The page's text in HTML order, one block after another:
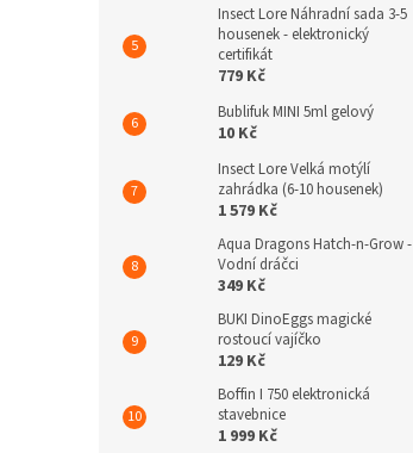
Insect Lore Náhradní sada 3-5
housenek - elektronický
certifikát
779 Kč
Bublifuk MINI 5ml gelový
10 Kč
Insect Lore Velká motýlí
zahrádka (6-10 housenek)
1 579 Kč
Aqua Dragons Hatch-n-Grow -
Vodní dráčci
349 Kč
BUKI DinoEggs magické
rostoucí vajíčko
129 Kč
Boffin I 750 elektronická
stavebnice
1 999 Kč